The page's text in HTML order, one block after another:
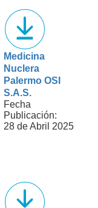
Medicina
Nuclera
Palermo OSI
S.A.S.
Fecha
Publicación:
28 de Abril 2025